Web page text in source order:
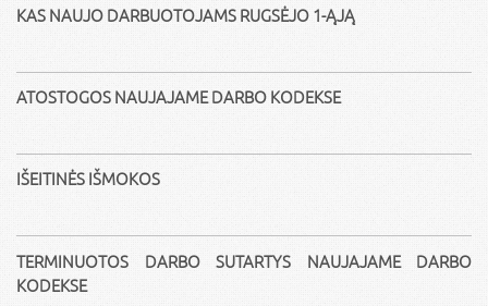
KAS NAUJO DARBUOTOJAMS RUGSĖJO 1-ĄJĄ
ATOSTOGOS NAUJAJAME DARBO KODEKSE
IŠEITINĖS IŠMOKOS
TERMINUOTOS DARBO SUTARTYS NAUJAJAME DARBO
KODEKSE